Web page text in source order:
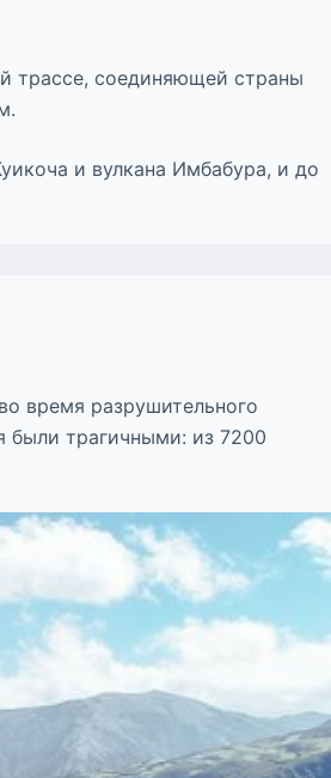
трассе, соединяющей страны
и вулкана Имбабура, и до
время разрушительного
были трагичными: из 7200